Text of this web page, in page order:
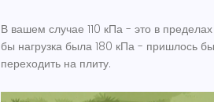
В вашем случае 110 кПа - это в
бы нагрузка была 180 кПа - пришлось
переходить на плиту.